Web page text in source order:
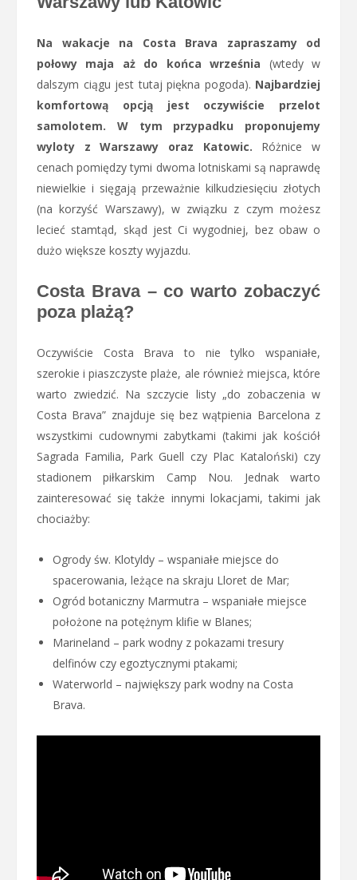
Na wakacje na Costa Brava zapraszamy od
połowy maja aż do końca września (wtedy w
dalszym ciągu jest tutaj piękna pogoda). Najbardziej
komfortową opcją jest oczywiście przelot
samolotem. W tym przypadku proponujemy
wyloty z Warszawy oraz Katowic. Różnice w
cenach pomiędzy tymi dwoma lotniskami są naprawdę
niewielkie i sięgają przeważnie kilkudziesięciu złotych
(na korzyść Warszawy), w związku z czym możesz
lecieć stamtąd, skąd jest Ci wygodniej, bez obaw o
dużo większe koszty wyjazdu.
Costa Brava – co warto zobaczyć
poza plażą?
Oczywiście Costa Brava to nie tylko wspaniałe,
szerokie i piaszczyste plaże, ale również miejsca, które
warto zwiedzić. Na szczycie listy „do zobaczenia w
Costa Brava” znajduje się bez wątpienia Barcelona z
wszystkimi cudownymi zabytkami (takimi jak kościół
Sagrada Familia, Park Guell czy Plac Kataloński) czy
stadionem piłkarskim Camp Nou. Jednak warto
zainteresować się także innymi lokacjami, takimi jak
chociażby:
Ogrody św. Klotyldy – wspaniałe miejsce do
spacerowania, leżące na skraju Lloret de Mar;
Ogród botaniczny Marmutra – wspaniałe miejsce
położone na potężnym klifie w Blanes;
Marineland – park wodny z pokazami tresury
delfinów czy egoztycznymi ptakami;
Waterworld – największy park wodny na Costa
Brava.